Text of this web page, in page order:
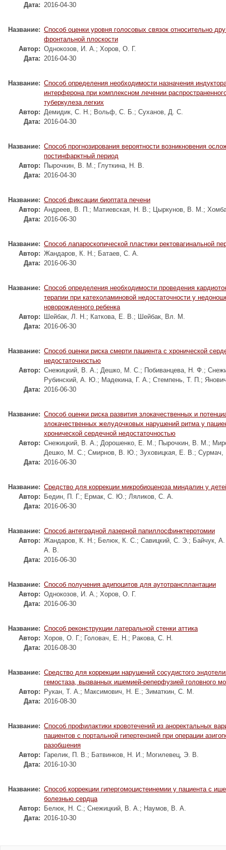
Дата: 2016-04-30
Название: Способ оценки уровня голосовых связок относительно
фронтальной плоскости
Автор: Однокозов, И. А.; Хоров, О. Г.
Дата: 2016-04-30
Название: Способ определения необходимости назначения
интерферона при комплексном лечении
туберкулеза легких
Автор: Демидик, С. Н.; Вольф, С. Б.; Суханов, Д. С.
Дата: 2016-04-30
Название: Способ прогнозирования вероятности возникновения
постинфарктный период
Автор:
Пырочкин, В. М.; Глуткина, Н. В.
Дата: 2016-04-30
Название: Способ фиксации биоптата печени
Автор: Андреев, В. П.; Матиевская, Н. В.; Цыркунов, В. М.;
Дата: 2016-06-30
Название: Способ лапароскопической пластики ректовагинальной
Автор: Жандаров, К. Н.; Батаев, С. А.
Дата: 2016-06-30
Название: Способ определения необходимости проведения
терапии при катехоламиновой недостаточности у
новорожденного ребенка
Автор:
Шейбак, Л. Н.; Каткова, Е. В.; Шейбак, Вл. М.
Дата: 2016-06-30
Название: Способ оценки риска смерти пациента с хронической
недостаточностью
Автор: Снежицкий, В. А.; Дешко, М. С.; Побиванцева, Н. Ф.;
Рубинский, А. Ю.; Мадекина, Г. А.; Стемпень, Т. П.;
Дата: 2016-06-30
Название: Способ оценки риска развития злокачественных и
злокачественных желудочковых нарушений ритма у
хронической сердечной недостаточностью
Автор: Снежицкий, В. А.; Дорошенко, Е. М.; Пырочкин, В. М.;
Дешко, М. С.; Смирнов, В. Ю.; Зуховицкая, Е. В.;
Дата: 2016-06-30
Название: Средство для коррекции микробиоценоза миндалин у
Автор:
Бедин, П. Г.; Ермак, С. Ю.; Ляликов, С. А.
Дата: 2016-06-30
Название: Способ антеградной лазерной папиллосфинктеротомии
Автор: Жандаров, К. Н.; Белюк, К. С.; Савицкий, С. Э.; Байчук,
А. В.
Дата: 2016-06-30
Название: Способ получения адипоцитов для аутотрансплантации
Автор: Однокозов, И. А.; Хоров, О. Г.
Дата: 2016-06-30
Название: Способ реконструкции латеральной стенки аттика
Автор: Хоров, О. Г.; Головач, Е. Н.; Ракова, С. Н.
Дата: 2016-08-30
Название: Средство для коррекции нарушений сосудистого
гемостаза, вызванных ишемией-реперфузией головного
Автор:
Рукан, Т. А.; Максимович, Н. Е.; Зиматкин, С. М.
Дата: 2016-08-30
Название: Способ профилактики кровотечений из аноректальных
пациентов с портальной гипертензией при операции
разобщения
Автор:
Гарелик, П. В.; Батвинков, Н. И.; Могилевец, Э. В.
Дата: 2016-10-30
Название: Способ коррекции гипергомоцистеинемии у пациента с
болезнью сердца
Автор:
Белюк, Н. С.; Снежицкий, В. А.; Наумов, В. А.
Дата: 2016-10-30